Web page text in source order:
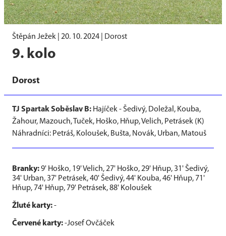
Štěpán Ježek | 20. 10. 2024 Dorost
9. kolo
Dorost
TJ Spartak Soběslav B: Hajíček - Šedivý, Doležal, Kouba,
Žahour, Mazouch, Tuček, Hoško, Hňup, Velich, Petrásek (K)
Náhradníci: Petráš, Koloušek, Bušta, Novák, Urban, Matouš
Branky:9' Hoško, 19' Velich, 27' Hoško, 29' Hňup, 31' Šedivý,
34' Urban, 37' Petrásek, 40' Šedivý, 44' Kouba, 46' Hňup, 71'
Hňup, 74' Hňup, 79' Petrásek, 88' Koloušek
Žluté karty:-
Červené karty:-Josef Ovčáček